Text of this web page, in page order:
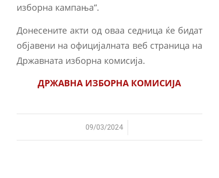
изборна кампања“.
Донесените акти од оваа седница ќе бидат
објавени на официјалната веб страница на
Државната изборна комисија.
ДРЖАВНА ИЗБОРНА КОМИСИЈА
09/03/2024
/